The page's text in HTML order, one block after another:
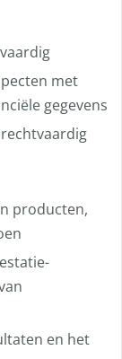
met
gegevens
producten,
en het